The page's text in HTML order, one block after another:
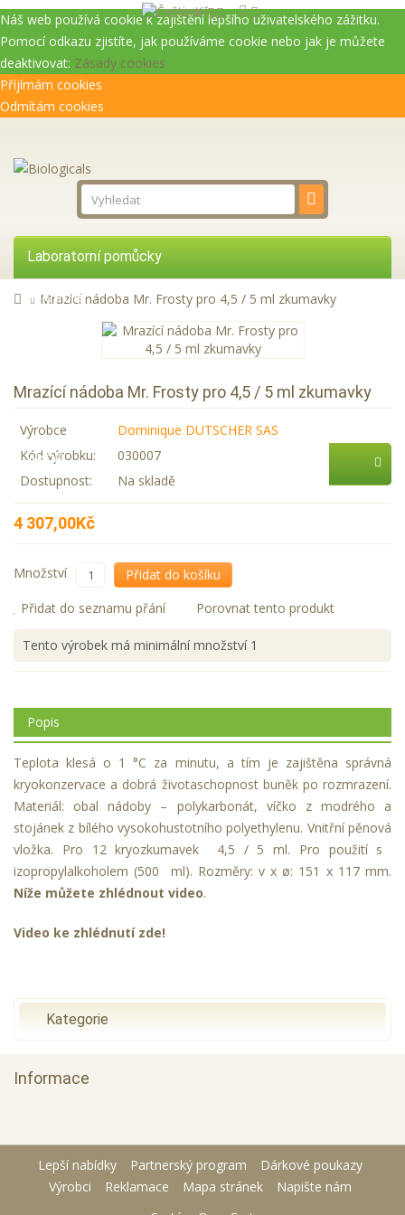
Náš web používá cookie k zajištění lepšího uživatelského zážitku.
Pomocí odkazu zjistíte, jak používáme cookie nebo jak je můžete
deaktivovat: Zásady cookies
Příjímám cookies
Odmítám cookies
Laboratorní pomůcky
Přístroje
AKCE
Kč
Mrazící nádoba Mr. Frosty pro 4,5 / 5 ml zkumavky
Mrazící nádoba Mr. Frosty pro 4,5 / 5 ml zkumavky
Výrobce
Dominique DUTSCHER SAS
Kód výrobku:
030007
Dostupnost:
Na skladě
4 307,00Kč
Množství
Přidat do košíku
Přidat do seznamu přání
Porovnat tento produkt
Tento výrobek má minimální množství 1
Popis
Teplota klesá o 1 °C za minutu, a tím je zajištěna správná
kryokonzervace a dobrá životaschopnost buněk po rozmrazení.
Materiál: obal nádoby – polykarbonát, víčko z modrého a
stojánek z bílého vysokohustotního polyethylenu. Vnitřní pěnová
vložka. Pro 12 kryozkumavek 4,5 / 5 ml. Pro použití s ​​
izopropylalkoholem (500 ml). Rozměry: v x ø: 151 x 117 mm.
Níže můžete zhlédnout video.
Video ke zhlédnutí zde!
Kategorie
Informace
Lepší nabídky Partnerský program
Dárkové poukazy
Výrobci
Reklamace Mapa stránek
Napište nám